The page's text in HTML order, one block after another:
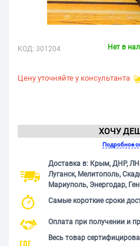
КОД: 301204 Нет в
Цену уточняйте у консультанта
ХОЧУ
Подробное
Доставка в: Крым, ДНР,
Луганск, Мелитополь,
Мариуполь, Энергодар,
Самые короткие сроки
Оплата при получении и
Весь товар